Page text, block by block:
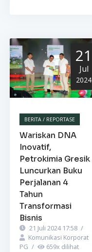
21
Jul
2024
BERITA / REPORTASE
Wariskan DNA
Inovatif,
Petrokimia Gresik
Luncurkan Buku
Perjalanan 4
Tahun
Transformasi
Bisnis
21 Juli 2024 17:58 /
Komunikasi Korporat
PG / 659x dilihat